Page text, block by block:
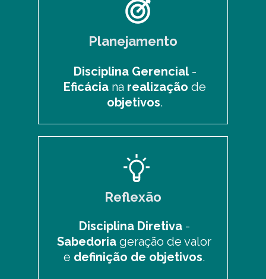
Disciplina Gerencial-
Eficácia na realizaçãode
objetivos.
Planejamento
Reflexão
Disciplina Diretiva-
Sabedoria geração de valor
e definição de objetivos.